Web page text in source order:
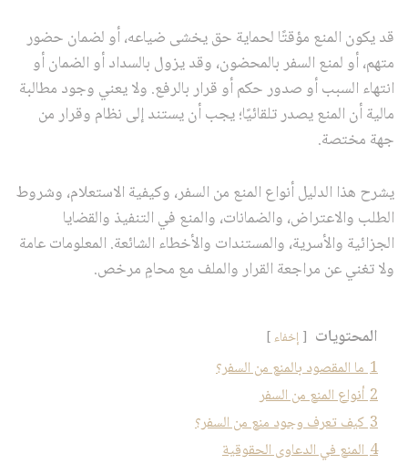
قد يكون المنع مؤقتًا لحماية حق يخشى ضياعه، أو لضمان حضور
متهم، أو لمنع السفر بالمحضون، وقد يزول بالسداد أو الضمان أو
انتهاء السبب أو صدور حكم أو قرار بالرفع. ولا يعني وجود مطالبة
مالية أن المنع يصدر تلقائيًا؛ يجب أن يستند إلى نظام وقرار من
جهة مختصة.
يشرح هذا الدليل أنواع المنع من السفر، وكيفية الاستعلام، وشروط
الطلب والاعتراض، والضمانات، والمنع في التنفيذ والقضايا
الجزائية والأسرية، والمستندات والأخطاء الشائعة. المعلومات عامة
ولا تغني عن مراجعة القرار والملف مع محامٍ مرخص.
المحتويات إخفاء
1 ما المقصود بالمنع من السفر؟
2 أنواع المنع من السفر
3 كيف تعرف وجود منع من السفر؟
4 المنع في الدعاوى الحقوقية